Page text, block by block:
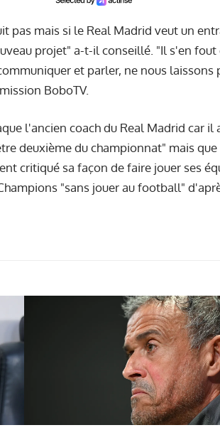
pas mais si le Real Madrid veut un
projet" a-t-il conseillé. "Il s'en fout
et parler, ne nous laissons
BoboTV.
l'ancien coach du Real Madrid car il
deuxième du championnat" mais que
critiqué sa façon de faire jouer ses
"sans jouer au football"